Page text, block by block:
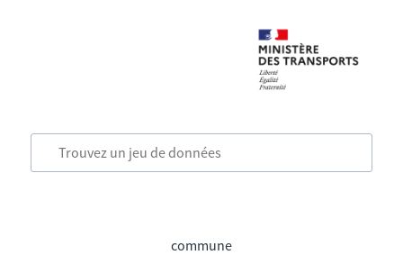
commune